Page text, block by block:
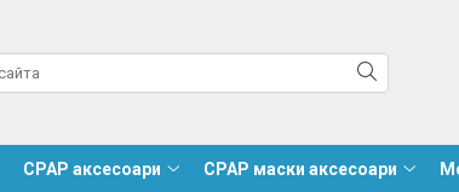
CPAP аксесоари CPAP маски аксесоари